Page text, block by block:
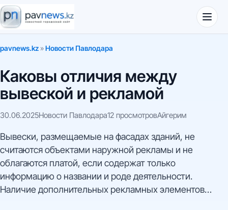
pavnews.kz »Новости Павлодара
Каковы отличия между
вывеской и рекламой
30.06.2025Новости Павлодара12 просмотровАйгерим
Вывески, размещаемые на фасадах зданий, не
считаются объектами наружной рекламы и не
облагаются платой, если содержат только
информацию о названии и роде деятельности.
Наличие дополнительных рекламных элементов